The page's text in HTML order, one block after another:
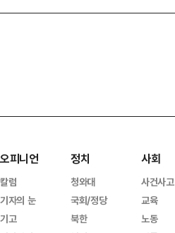
오피니언
칼럼
기자의 눈
기고
정치
청와대
국회/정당
북한
사회
사건사고
교육
노동